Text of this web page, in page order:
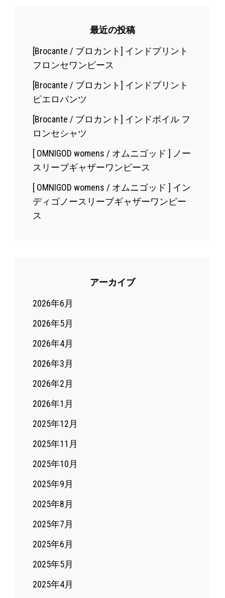
最近の投稿
[Brocante / ブロカント] インドプリント
フロンセワンピース
[Brocante / ブロカント] インドプリント
ピエロパンツ
[Brocante / ブロカント] インドボイル フ
ロンセシャツ
[ OMNIGOD womens / オムニゴッド ] ノー
スリーブギャザーワンピース
[ OMNIGOD womens / オムニゴッド ] イン
ディゴノースリーブギャザーワンピー
ス
アーカイブ
2026年6月
2026年5月
2026年4月
2026年3月
2026年2月
2026年1月
2025年12月
2025年11月
2025年10月
2025年9月
2025年8月
2025年7月
2025年6月
2025年5月
2025年4月